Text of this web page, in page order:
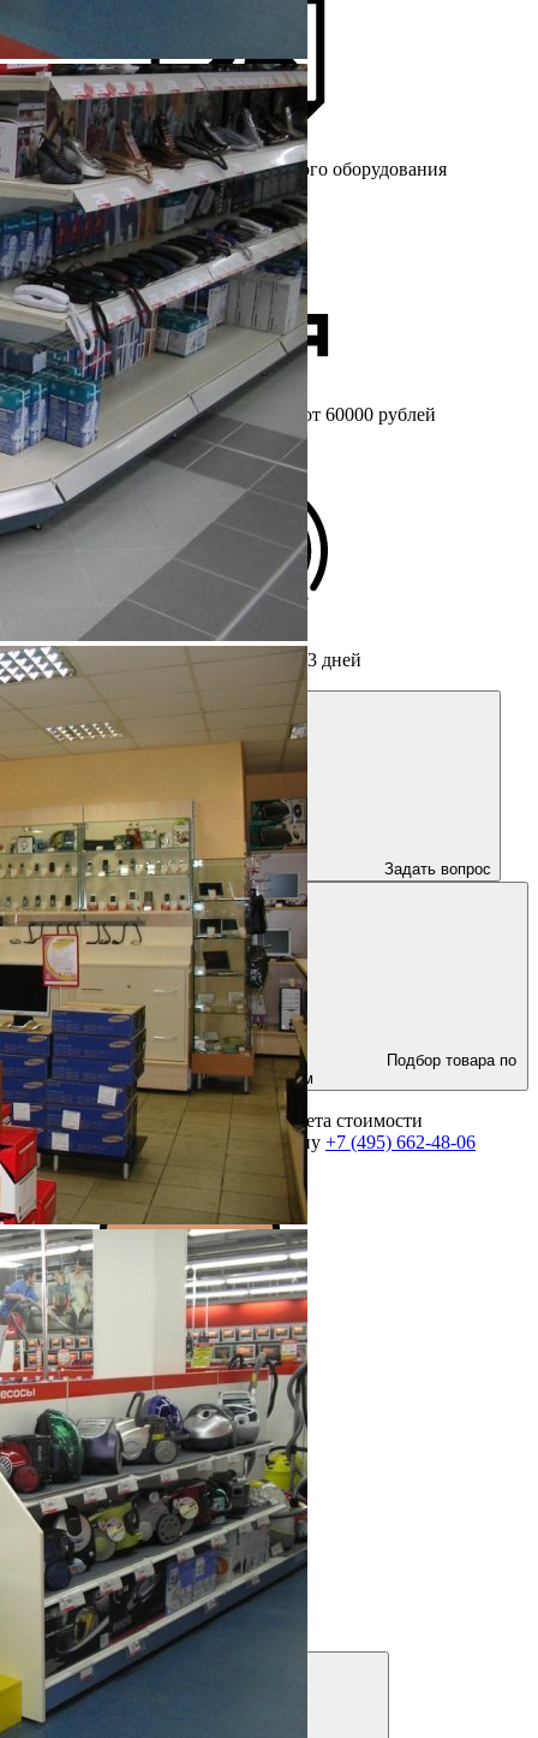
Более 25 летна рынке торгового оборудования
Бесплатныйзамер при заказе от 60000 рублей
Срок изготовления мебели от 3 дней
Задать вопрос
параметрам
Для получения консультации и расчета стоимости
оборудования позвоните по телефону +7 (495) 662-48-06
Выполнено более 2000 проектов!
Посмотреть портфолио
Решения для бизнеса
Посмотреть предложения
Фильтры